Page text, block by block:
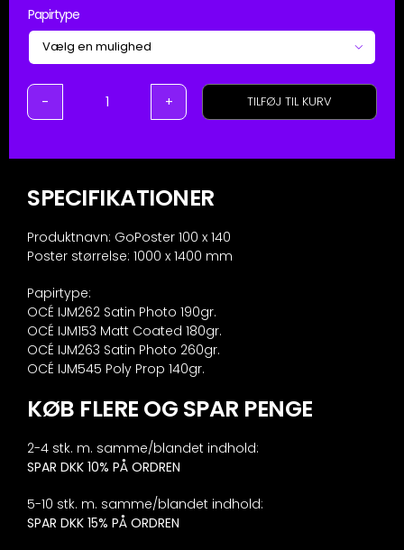
Papirtype

Plakat
TILFØJ TIL KURV
SPECIFIKATIONER
Produktnavn: GoPoster 100 x 140
Poster størrelse: 1000 x 1400 mm
Papirtype:
OCÉ IJM262 Satin Photo 190gr.
OCÉ IJM153 Matt Coated 180gr.
OCÉ IJM263 Satin Photo 260gr.
OCÉ IJM545 Poly Prop 140gr.
KØB FLERE OG SPAR PENGE
2-4 stk. m. samme/blandet indhold:
SPAR DKK 10% PÅ ORDREN
5-10 stk. m. samme/blandet indhold:
SPAR DKK 15% PÅ ORDREN